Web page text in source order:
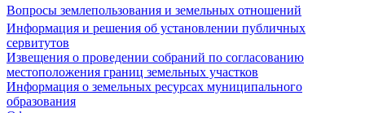
Вопросы землепользования и земельных отношений
Информация и решения об установлении публичных
сервитутов
Извещения о проведении собраний по согласованию
местоположения границ земельных участков
Информация о земельных ресурсах муниципального
образования